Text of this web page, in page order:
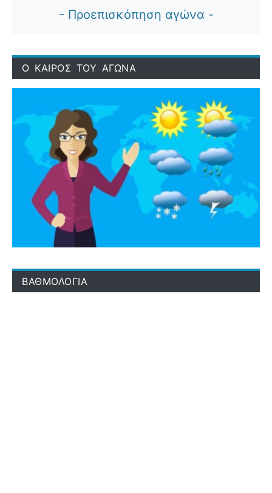
- Προεπισκόπηση αγώνα -
Ο ΚΑΙΡΟΣ ΤΟΥ ΑΓΩΝΑ
ΒΑΘΜΟΛΟΓΙΑ